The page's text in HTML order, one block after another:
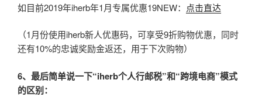
如目前2019年iherb年1月专属优惠19NEW： 点击直达
（1月份使用iherb新人优惠码，可享受9折购物优惠，同时
还有10%的忠诚奖励金返还，用于下次购物）
6、最后简单说一下“iherb个人行邮税”和“跨境电商”模式
的区别：